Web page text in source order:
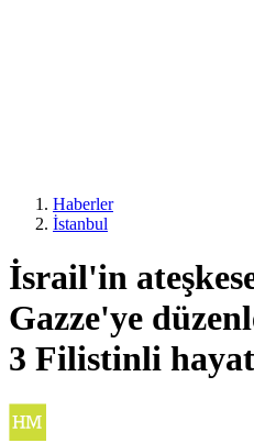
Haberler
İstanbul
İsrail'in
Gazze'ye
3 Filistinli